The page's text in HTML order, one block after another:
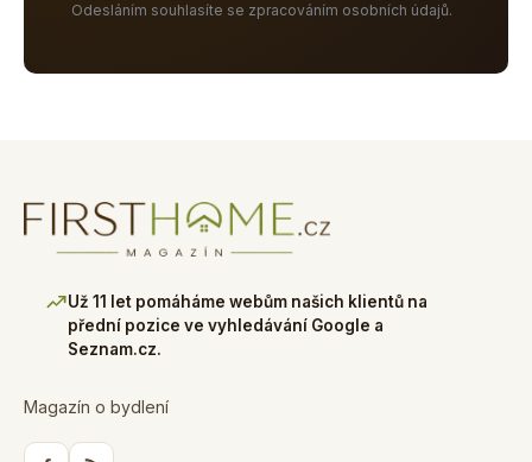
Odesláním souhlasíte se zpracováním osobních údajů.
Už 11 let pomáháme webům našich klientů na
přední pozice ve vyhledávání Google a
Seznam.cz.
Magazín o bydlení